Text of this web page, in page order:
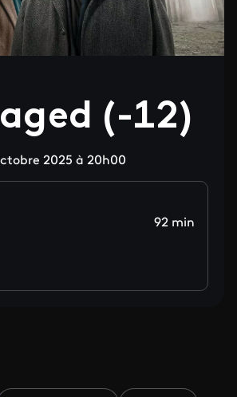
(-12)
2025 à 20h00
92 min
sur Facebook
(-12)' sur X(-12)' sur LinkedIn